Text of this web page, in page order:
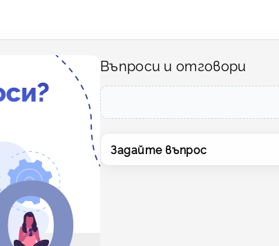
Въпроси и отговори
Задайте въпрос